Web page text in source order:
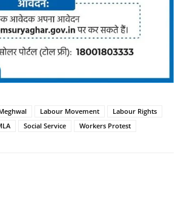
Labour Movement
Labour Rights
Social Service Workers Protest